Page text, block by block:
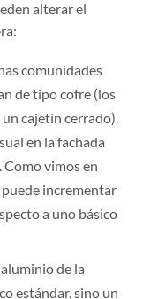
alterar el
comunidades
de tipo cofre (los
cajetín cerrado).
en la fachada
Como vimos en
incrementar
a uno básico
de la
estándar, sino un